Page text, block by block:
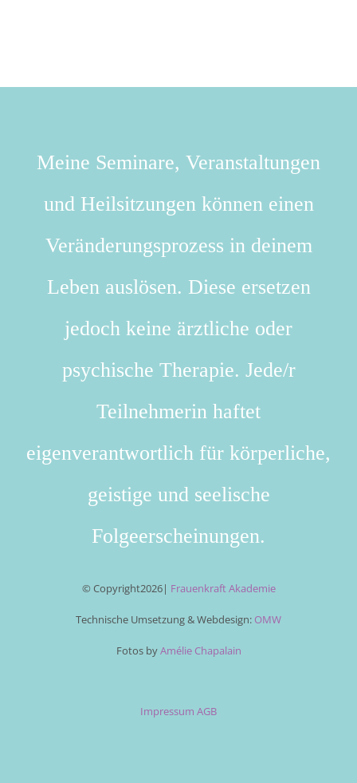
Meine Seminare, Veranstaltungen
und Heilsitzungen können einen
Veränderungsprozess in deinem
Leben auslösen. Diese ersetzen
jedoch keine ärztliche oder
psychische Therapie. Jede/r
Teilnehmerin haftet
eigenverantwortlich für körperliche,
geistige und seelische
Folgeerscheinungen.
© Copyright2026| Frauenkraft Akademie
Technische Umsetzung & Webdesign: OMW
Fotos byAmélie Chapalain
Impressum AGB